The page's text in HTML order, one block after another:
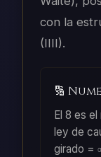
con la
(IIII).
🔢
El 8 es
ley de
girado =